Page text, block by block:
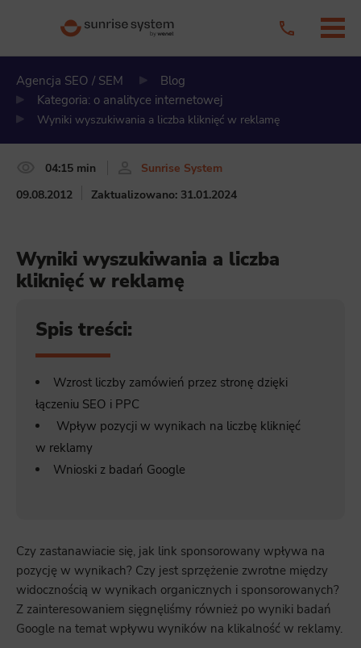
Agencja SEO / SEM
Blog
Kategoria: o analityce internetowej
Wyniki wyszukiwania a liczba kliknięć w reklamę
04:15 min
Sunrise System
09.08.2012
Zaktualizowano: 31.01.2024
Wyniki wyszukiwania a liczba
kliknięć w reklamę
Spis treści:
Wzrost liczby zamówień przez stronę dzięki
łączeniu SEO i PPC
Wpływ pozycji w wynikach na liczbę kliknięć
w reklamy
Wnioski z badań Google
Czy zastanawiacie się, jak link sponsorowany wpływa na
pozycję w wynikach? Czy jest sprzężenie zwrotne między
widocznością w wynikach organicznych i sponsorowanych?
Z zainteresowaniem sięgnęliśmy również po wyniki badań
Google na temat wpływu wyników na klikalność w reklamy.